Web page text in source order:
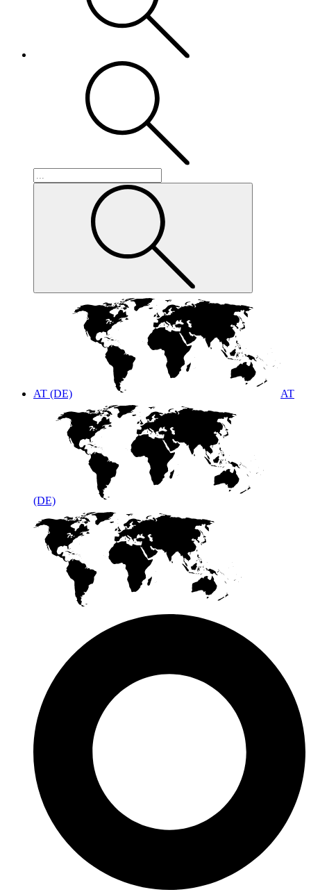
AT (DE) AT
(DE)